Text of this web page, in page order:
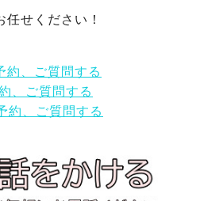
せください！
約、ご質問する
、ご質問する
約、ご質問する